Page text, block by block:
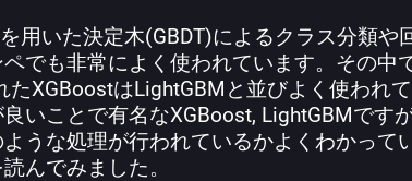
用いた決定木(GBDT)によるクラス分類や
でも非常によく使われています。その中
たXGBoostはLightGBMと並びよく使われ
いことで有名なXGBoost, LightGBMです
うな処理が行われているかよくわかって
んでみました。